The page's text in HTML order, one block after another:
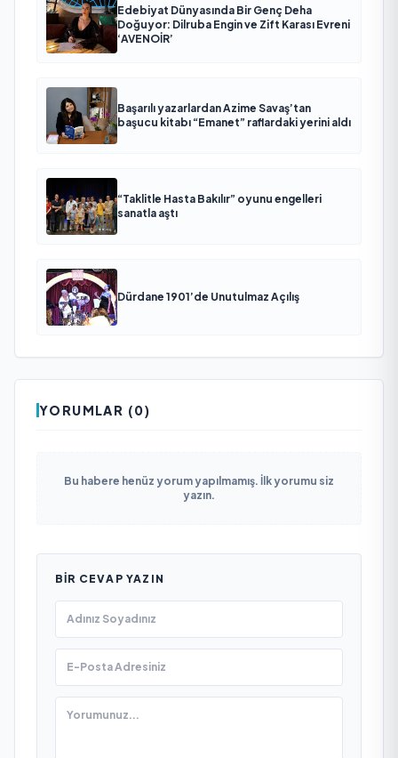
Edebiyat Dünyasında Bir Genç Deha
Doğuyor: Dilruba Engin ve Zift Karası Evreni
‘AVENOİR’
Başarılı yazarlardan Azime Savaş’tan
başucu kitabı “Emanet” raflardaki yerini aldı
“Taklitle Hasta Bakılır” oyunu engelleri
sanatla aştı
Dürdane 1901’de Unutulmaz Açılış
YORUMLAR (0)
Bu habere henüz yorum yapılmamış. İlk yorumu siz
yazın.
BIR CEVAP YAZIN